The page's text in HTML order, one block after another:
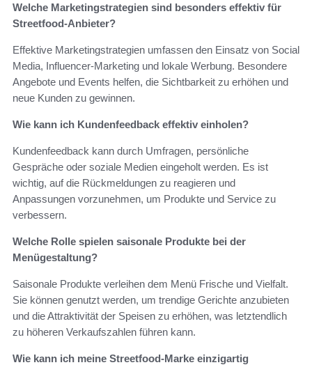
Welche Marketingstrategien sind besonders effektiv für
Streetfood-Anbieter?
Effektive Marketingstrategien umfassen den Einsatz von Social
Media, Influencer-Marketing und lokale Werbung. Besondere
Angebote und Events helfen, die Sichtbarkeit zu erhöhen und
neue Kunden zu gewinnen.
Wie kann ich Kundenfeedback effektiv einholen?
Kundenfeedback kann durch Umfragen, persönliche
Gespräche oder soziale Medien eingeholt werden. Es ist
wichtig, auf die Rückmeldungen zu reagieren und
Anpassungen vorzunehmen, um Produkte und Service zu
verbessern.
Welche Rolle spielen saisonale Produkte bei der
Menügestaltung?
Saisonale Produkte verleihen dem Menü Frische und Vielfalt.
Sie können genutzt werden, um trendige Gerichte anzubieten
und die Attraktivität der Speisen zu erhöhen, was letztendlich
zu höheren Verkaufszahlen führen kann.
Wie kann ich meine Streetfood-Marke einzigartig